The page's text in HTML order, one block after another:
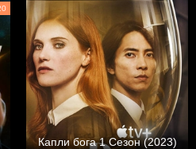
Капли бога 1 Сезон (2023)